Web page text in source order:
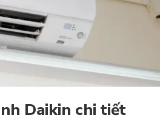
Daikin chi tiết